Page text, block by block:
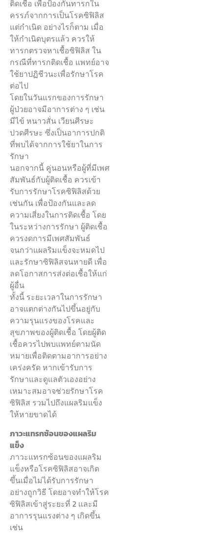
ติดเชื้อ เพื่อป้องกันทารกใน
ครรภ์จากการเป็นโรคซิฟิลิส
แต่กำเนิด อย่างไรก็ตาม เมื่อ
ให้กำเนิดบุตรแล้ว ควรให้
ทารกตรวจหาเชื้อซิฟิลิส ใน
กรณีที่ทารกติดเชื้อ แพทย์อาจ
ใช้ยาปฏิชีวนะเพื่อรักษาโรค
ต่อไป
โดยในวันแรกของการรักษา
ผู้ป่วยอาจมีอาการต่าง ๆ เช่น
มีไข้ หนาวสั่น เวียนศีรษะ
ปวดศีรษะ ซึ่งเป็นอาการปกติ
ที่พบได้จากการใช้ยาในการ
รักษา
นอกจากนี้ คู่นอนหรือผู้ที่มีเพศ
สัมพันธ์กับผู้ติดเชื้อ ควรเข้า
รับการรักษาโรคซิฟิลิสด้วย
เช่นกัน เพื่อป้องกันและลด
ความเสี่ยงในการติดเชื้อ โดย
ในระหว่างการรักษา ผู้ติดเชื้อ
ควรงดการมีเพศสัมพันธ์
จนกว่าแผลริมแข็งจะหมดไป
และรักษาซิฟิลิสจนหายดี เพื่อ
ลดโอกาสการส่งต่อเชื้อให้แก่
ผู้อื่น
ทั้งนี้ ระยะเวลาในการรักษา
อาจแตกต่างกันไปขึ้นอยู่กับ
ความรุนแรงของโรคและ
สุขภาพของผู้ติดเชื้อ โดยผู้ติด
เชื้อควรไปพบแพทย์ตามนัด
หมายเพื่อติดตามอาการอย่าง
เคร่งครัด หากเข้ารับการ
รักษาและดูแลตัวเองอย่าง
เหมาะสมอาจช่วยรักษาโรค
ซิฟิลิส รวมไปถึงแผลริมแข็ง
ให้หายขาดได้
ภาวะแทรกซ้อนของแผลริม
แข็ง
ภาวะแทรกซ้อนของแผลริม
แข็งหรือโรคซิฟิลิสอาจเกิด
ขึ้นเมื่อไม่ได้รับการรักษา
อย่างถูกวิธี โดยอาจทำให้โรค
ซิฟิลิสเข้าสู่ระยะที่ 2 และมี
อาการรุนแรงต่าง ๆ เกิดขึ้น
เช่น